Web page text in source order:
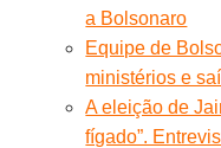
a Bolsonaro
Equipe de
ministérios e
A eleição de
fígado”.